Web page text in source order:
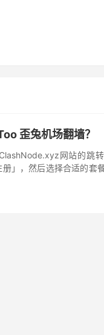
歪兔机场翻墙？
网站的跳
册」，然后选择合适的